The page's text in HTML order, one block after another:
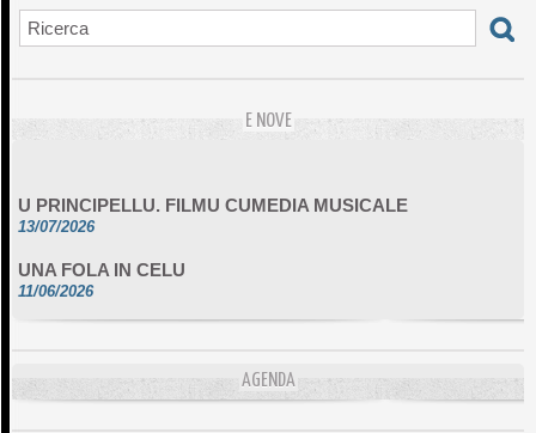
E NOVE
13/07/2026
11/06/2026
DA SCIMULÌ
L'ESSENZIALE CHÌ GHJÈ
10/06/2026
AGENDA